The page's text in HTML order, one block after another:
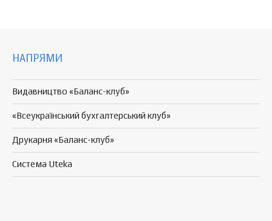
НАПРЯМИ
Видавництво «Баланс-клуб»
«Всеукраїнський бухгалтерський клуб»
Друкарня «Баланс-клуб»
Система Uteka